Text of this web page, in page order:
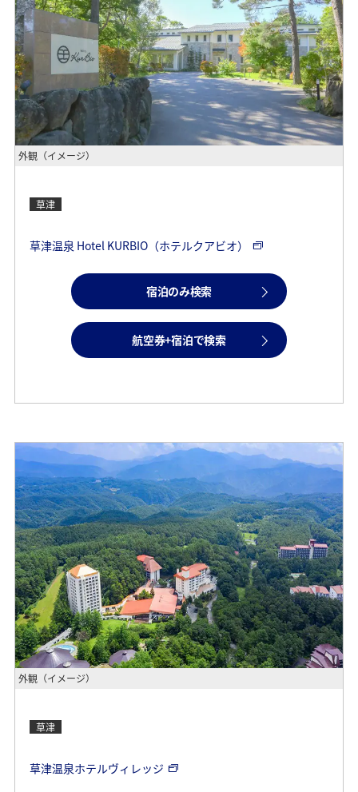
外観（イメージ）
草津
草津温泉 Hotel KURBIO（ホテルクアビオ）
宿泊のみ検索
航空券+宿泊で検索
外観（イメージ）
草津
草津温泉ホテルヴィレッジ